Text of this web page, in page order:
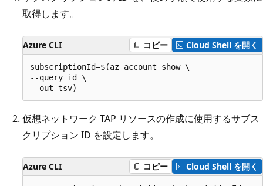
取得します。
Azure CLI コピー Cloud Shell を開く
subscriptionId=$(az account show \
--query id \
仮想ネットワーク TAP リソースの作成に使用するサブス
クリプション ID を設定します。
Azure CLI コピー Cloud Shell を開く